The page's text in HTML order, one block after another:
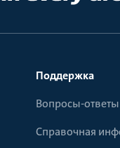
Поддержка
Вопросы-ответы
Справочная